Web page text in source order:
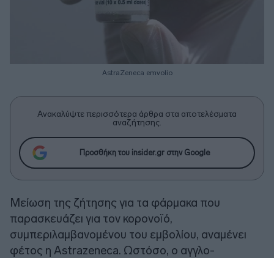
AstraZeneca emvolio
Ανακαλύψτε περισσότερα άρθρα στα αποτελέσματα
αναζήτησης.
Προσθήκη του insider.gr στην Google
Μείωση της ζήτησης για τα φάρμακα που
παρασκευάζει για τον κορονοϊό,
συμπεριλαμβανομένου του εμβολίου, αναμένει
φέτος η Astrazeneca. Ωστόσο, ο αγγλο-